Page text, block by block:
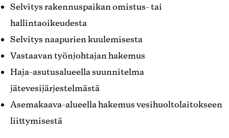
Selvitys rakennuspaikan omistus- tai
hallintaoikeudesta
Selvitys naapurien kuulemisesta
Vastaavan työnjohtajan hakemus
Haja-asutusalueella suunnitelma
jätevesijärjestelmästä
Asemakaava-alueella hakemus vesihuoltolaitokseen
liittymisestä